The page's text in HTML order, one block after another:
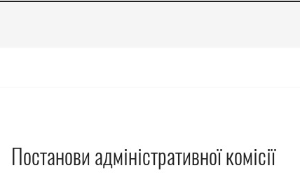
Постанови адміністративної комісії